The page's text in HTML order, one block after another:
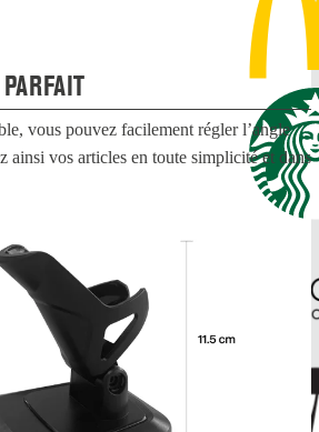
vous pouvez facilement régler l’angle
ainsi vos articles en toute simplicité et dans